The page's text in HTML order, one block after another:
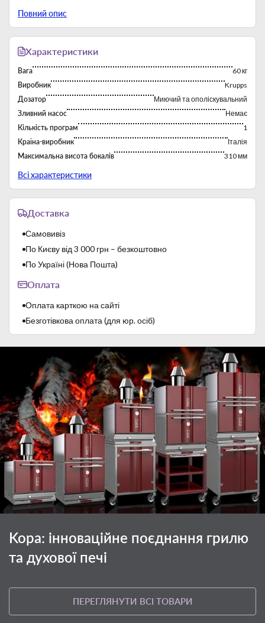
Корпус, миючі рукави та форсунки виконані з
нержавіючої сталі.
Посилені скоби відкриття дверей завтовшки 20/10
мм.
Опора їх нержавіючої сталі з полицею, направляючі
кошики та двосторонні двері (опціонально).
Нова фільтруюча група для всмоктування та зливу.
Використання круглих корзин без додаткових
тримачів.
Регульована швидкість обертання хрестовини
системи, що ополіскує.
Повний опис
Характеристики
Вага
60 кг
Виробник
Krupps
Дозатор
Миючий та ополіскувальний
Зливний насос
Немає
Кількість програм
1
Країна-виробник
Італія
Максимальна висота бокалів
310 мм
Максимальний діаметр тарілок
Потужність
5,02 кВт
Продуктивність
Тип управління
Час миття
Всі характеристики
Доставка
Самовивіз
По Києву від 3 000 грн – безкоштовно
По Україні (Нова Пошта)
Оплата
Оплата карткою на сайті
Безготівкова оплата (для юр. осіб)
Kopa: інноваційне поєднання грилю
та духової печі
ПЕРЕГЛЯНУТИ ВСІ ТОВАРИ